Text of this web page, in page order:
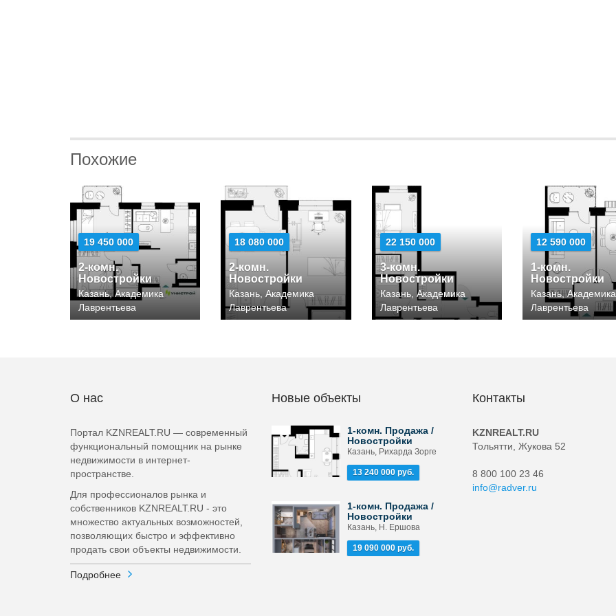
Похожие
19 450 000
2-комн.
Новостройки
Казань, Академика
Лаврентьева
18 080 000
2-комн.
Новостройки
Казань, Академика
Лаврентьева
22 150 000
3-комн.
Новостройки
Казань, Академика
Лаврентьева
12 590 000
1-комн.
Новостройки
Казань, Академика
Лаврентьева
О нас
Портал KZNREALT.RU — современный
функциональный помощник на рынке
недвижимости в интернет-
пространстве.
Для профессионалов рынка и
собственников KZNREALT.RU - это
множество актуальных возможностей,
позволяющих быстро и эффективно
продать свои объекты недвижимости.
Подробнее
Новые объекты
1-комн. Продажа /
Новостройки
Казань, Рихарда Зорге
13 240 000 руб.
1-комн. Продажа /
Новостройки
Казань, Н. Ершова
19 090 000 руб.
Контакты
KZNREALT.RU
Тольятти, Жукова 52
8 800 100 23 46
info@radver.ru